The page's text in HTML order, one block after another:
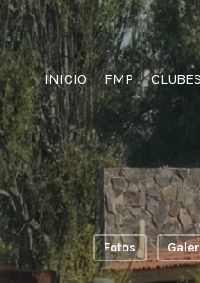
INICIO FMP CLUBES
Fotos